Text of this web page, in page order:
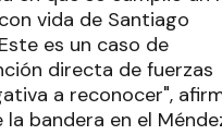
vida de Santiago
es un caso de
directa de fuerzas
a reconocer",
bandera en el